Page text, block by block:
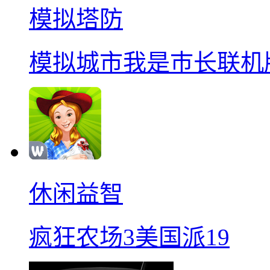
模拟塔防
模拟城市我是巿长联机
休闲益智
疯狂农场3美国派19